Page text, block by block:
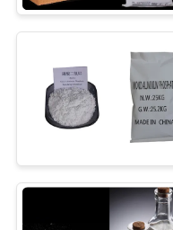
PRIVACY
POLICY